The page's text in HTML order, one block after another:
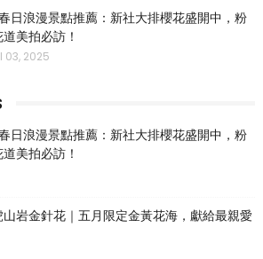
日浪漫景點推薦：新社大排櫻花盛開中，粉
美拍必訪！
03, 2025
日浪漫景點推薦：新社大排櫻花盛開中，粉
美拍必訪！
岩金針花｜五月限定金黃花海，獻給最親愛